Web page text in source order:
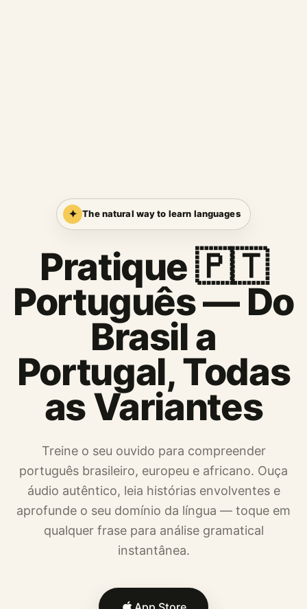
✦ The natural way to learn languages
Pratique 🇵🇹
Português — Do
Brasil a
Portugal, Todas
as Variantes
Treine o seu ouvido para compreender
português brasileiro, europeu e africano. Ouça
áudio autêntico, leia histórias envolventes e
aprofunde o seu domínio da língua — toque em
qualquer frase para análise gramatical
instantânea.